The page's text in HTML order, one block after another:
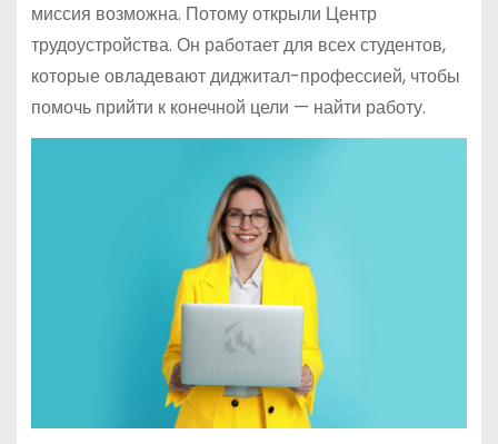
миссия возможна. Потому открыли Центр
трудоустройства. Он работает для всех студентов,
которые овладевают диджитал-профессией, чтобы
помочь прийти к конечной цели — найти работу.